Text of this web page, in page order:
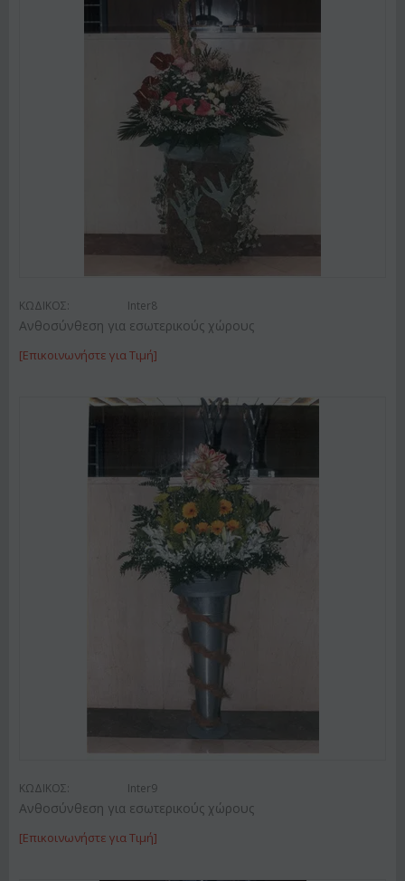
ΚΩΔΙΚΟΣ: Inter8
Ανθοσύνθεση για εσωτερικούς χώρους
[Επικοινωνήστε για Τιμή]
ΚΩΔΙΚΟΣ: Inter9
Ανθοσύνθεση για εσωτερικούς χώρους
[Επικοινωνήστε για Τιμή]